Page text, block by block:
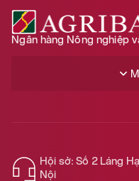
Ngân hàng Nông nghiệp
Hội sở: Số 2 Láng
Nội